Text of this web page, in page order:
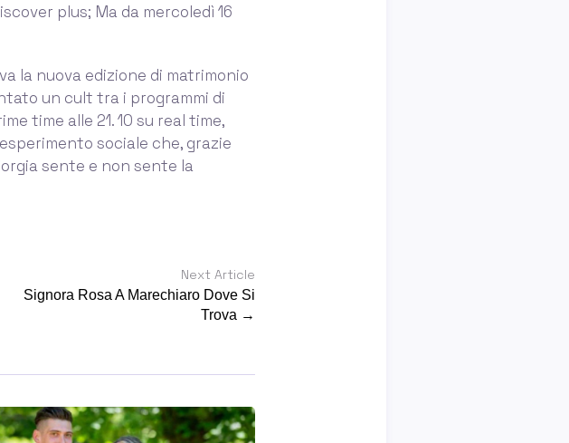
plus; Ma da mercoledì 16
la nuova edizione di matrimonio
un cult tra i programmi di
time alle 21. 10 su real time,
sociale che, grazie
sente e non sente la
Next Article
Signora Rosa A Marechiaro Dove Si
Trova →